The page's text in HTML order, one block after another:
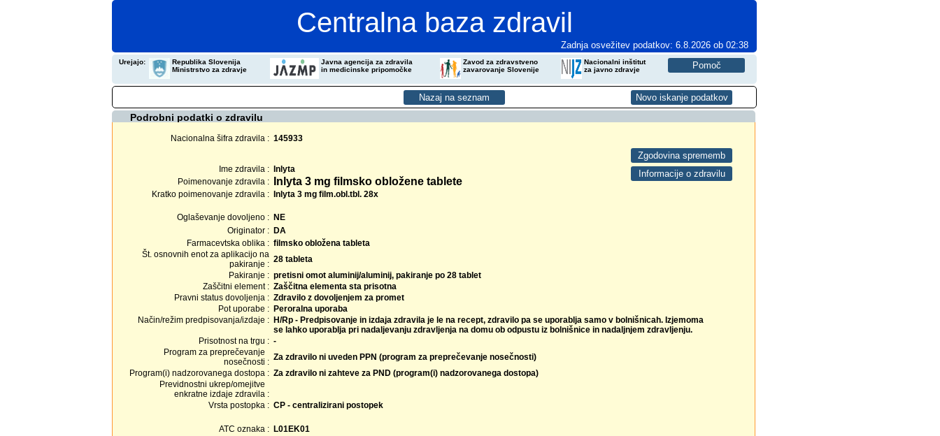
Centralna baza zdravil
Zadnja osvežitev podatkov: 6.8.2026 ob 02:38
Urejajo:
Republika Slovenija
Ministrstvo za zdravje
Javna agencija za zdravila
in medicinske pripomočke
Zavod za zdravstveno
zavarovanje Slovenije
Nacionalni inštitut
za javno zdravje
Podrobni podatki o zdravilu
Nacionalna šifra zdravila : 145933
Ime zdravila :
Inlyta
Poimenovanje zdravila :
Inlyta 3 mg filmsko obložene tablete
Kratko poimenovanje zdravila : Inlyta 3 mg film.obl.tbl. 28x
Oglaševanje dovoljeno : NE
Originator : DA
Farmacevtska oblika : filmsko obložena tableta
Št. osnovnih enot za aplikacijo na
pakiranje : 28 tableta
Pakiranje : pretisni omot aluminij/aluminij, pakiranje po 28 tablet
Zaščitni element : Zaščitna elementa sta prisotna
Pravni status dovoljenja : Zdravilo z dovoljenjem za promet
Pot uporabe : Peroralna uporaba
Način/režim predpisovanja/izdaje : H/Rp - Predpisovanje in izdaja zdravila je le na recept, zdravilo pa se uporablja samo v bolnišnicah. Izjemoma
se lahko uporablja pri nadaljevanju zdravljenja na domu ob odpustu iz bolnišnice in nadaljnjem zdravljenju.
Prisotnost na trgu : -
Program za preprečevanje
nosečnosti : Za zdravilo ni uveden PPN (program za preprečevanje nosečnosti)
Program(i) nadzorovanega dostopa : Za zdravilo ni zahteve za PND (program(i) nadzorovanega dostopa)
Previdnostni ukrep/omejitve
enkratne izdaje zdravila :
Vrsta postopka : CP - centralizirani postopek
ATC oznaka : L01EK01